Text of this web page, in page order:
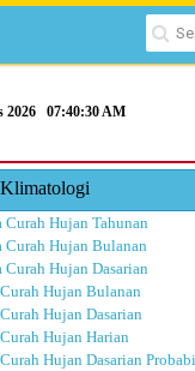
2026 07:40:31 AM
Curah Hujan Tahunan
Curah Hujan Bulanan
Curah Hujan Dasarian
Hujan Bulanan
Hujan Dasarian
Hujan Harian
Hujan Dasarian